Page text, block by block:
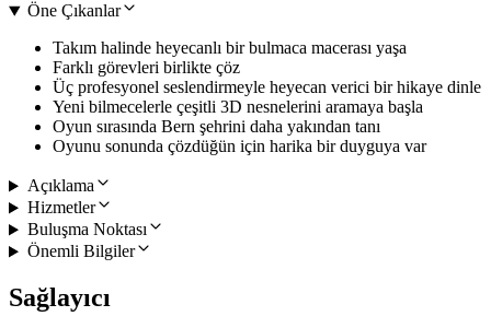
Öne Çıkanlar
Takım halinde heyecanlı bir bulmaca macerası yaşa
Farklı görevleri birlikte çöz
Üç profesyonel seslendirmeyle heyecan verici bir hikaye dinle
Yeni bilmecelerle çeşitli 3D nesnelerini aramaya başla
Oyun sırasında Bern şehrini daha yakından tanı
Oyunu sonunda çözdüğün için harika bir duyguya var
Açıklama
Hizmetler
Buluşma Noktası
Önemli Bilgiler
Sağlayıcı